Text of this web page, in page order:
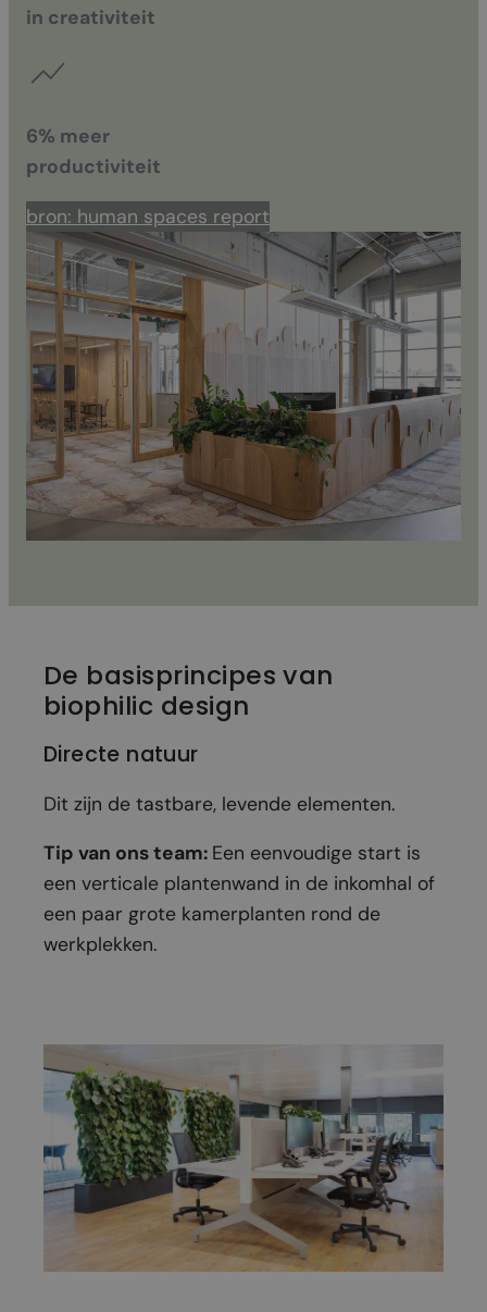
in creativiteit
6% meer
productiviteit
bron: human spaces report
De basisprincipes van
biophilic design
Directe natuur
Dit zijn de tastbare, levende elementen.
Tip van ons team: Een eenvoudige start is
een verticale plantenwand in de inkomhal of
een paar grote kamerplanten rond de
werkplekken.